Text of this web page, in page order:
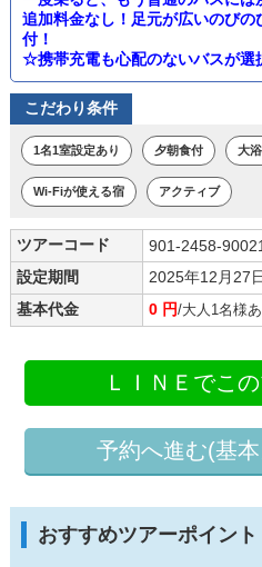
追加料金なし！足元が広いのび
付！
☆携帯充電も心配のないバスが
こだわり条件
1名1室設定あり 夕朝食付 大
Wi-Fiが使える宿 アクティブ
ツアーコード
901-2458-
設定期間
2025年12月27
基本代金
0 円/大人1名様
ＬＩＮＥでこ
予約へ進む(基
おすすめツアーポイント